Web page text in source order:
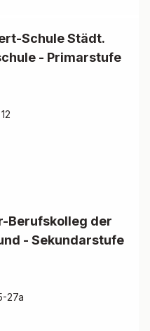
Schule Städt.
- Primarstufe
Berufskolleg der
- Sekundarstufe
27a